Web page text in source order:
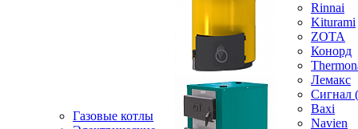
Газовые котлы
Rinnai
Kiturami
ZOTA
Конорд
Лемакс
Baxi
Navien